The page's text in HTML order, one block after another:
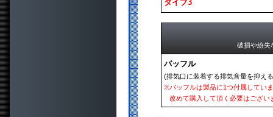
タイプ3
破損や紛失
バッフル
(排気口に装着する排気音量を抑え
※バッフルは製品に1つ付属してい
改めて購入して頂く必要はござい